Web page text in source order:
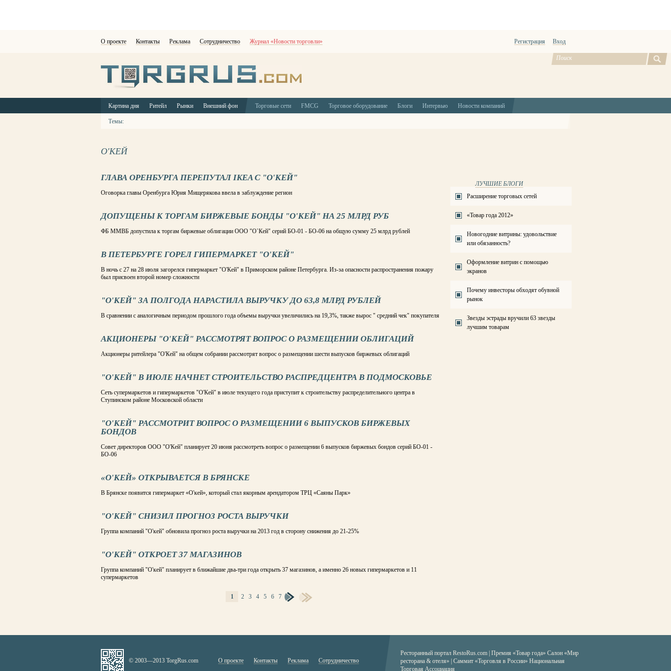
О проекте Контакты Реклама Сотрудничество Журнал «Новости торговли» Регистрация Вход
Картина дня Ритейл Рынки Внешний фон Торговые сети FMCG Торговое оборудование Блоги Интервью Новости компаний
Темы:
О'КЕЙ
ГЛАВА ОРЕНБУРГА ПЕРЕПУТАЛ IKEA С "О'КЕЙ"
Оговорка главы Оренбурга Юрия Мищерякова ввела в заблуждение регион
ДОПУЩЕНЫ К ТОРГАМ БИРЖЕВЫЕ БОНДЫ "О'КЕЙ" НА 25 МЛРД РУБ
ФБ ММВБ допустила к торгам биржевые облигации ООО "О`Кей" серий БО-01 - БО-06 на общую сумму 25 млрд рублей
В ПЕТЕРБУРГЕ ГОРЕЛ ГИПЕРМАРКЕТ "О'КЕЙ"
В ночь с 27 на 28 июля загорелся гипермаркет "О'Кей" в Приморском районе Петербурга. Из-за опасности распространения пожару
был присвоен второй номер сложности
"О'КЕЙ" ЗА ПОЛГОДА НАРАСТИЛА ВЫРУЧКУ ДО 63,8 МЛРД РУБЛЕЙ
В сравнении с аналогичным периодом прошлого года объемы выручки увеличились на 19,3%, также вырос " средний чек" покупателя
АКЦИОНЕРЫ "О'КЕЙ" РАССМОТРЯТ ВОПРОС О РАЗМЕЩЕНИИ ОБЛИГАЦИЙ
Акционеры ритейлера "О'Кей" на общем собрании рассмотрят вопрос о размещении шести выпусков биржевых облигаций
"О'КЕЙ" В ИЮЛЕ НАЧНЕТ СТРОИТЕЛЬСТВО РАСПРЕДЦЕНТРА В ПОДМОСКОВЬЕ
Сеть супермаркетов и гипермаркетов "О'Кей" в июле текущего года приступит к строительству распределительного центра в
Ступинском районе Московской области
"О'КЕЙ" РАССМОТРИТ ВОПРОС О РАЗМЕЩЕНИИ 6 ВЫПУСКОВ БИРЖЕВЫХ
БОНДОВ
Совет директоров ООО "О'Кей" планирует 20 июня рассмотреть вопрос о размещении 6 выпусков биржевых бондов серий БО-01 -
БО-06
«О'КЕЙ» ОТКРЫВАЕТСЯ В БРЯНСКЕ
В Брянске появится гипермаркет «О'кей», который стал якорным арендатором ТРЦ «Саяны Парк»
"О'КЕЙ" СНИЗИЛ ПРОГНОЗ РОСТА ВЫРУЧКИ
Группа компаний "О'кей" обновила прогноз роста выручки на 2013 год в сторону снижения до 21-25%
"О'КЕЙ" ОТКРОЕТ 37 МАГАЗИНОВ
Группа компаний "О'кей" планирует в ближайшие два-три года открыть 37 магазинов, а именно 26 новых гипермаркетов и 11
супермаркетов
1 2 3 4 5 6 7
ЛУЧШИЕ БЛОГИ
Расширение торговых сетей
«Товар года 2012»
Новогодние витрины: удовольствие
или обязанность?
Оформление витрин с помощью
экранов
Почему инвесторы обходят обувной
рынок
Звезды эстрады вручили 63 звезды
лучшим товарам
© 2003—2013 TorgRus.com О проекте Контакты Реклама Сотрудничество
Ресторанный портал RestoRus.com Премия «Товар года» Салон «Мир
ресторана & отеля» | Саммит «Торговля в России» Национальная
Торговая Ассоциация